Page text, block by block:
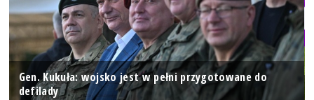
Gen. Kukuła: wojsko jest w pełni przygotowane do
defilady